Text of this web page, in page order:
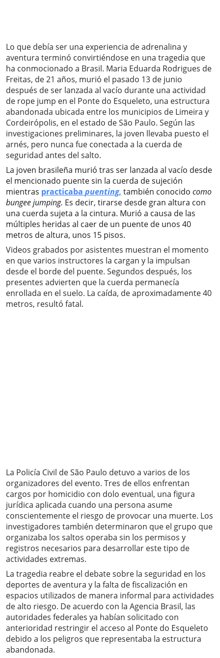
Lo que debía ser una experiencia de adrenalina y
aventura terminó convirtiéndose en una tragedia que
ha conmocionado a Brasil. Maria Eduarda Rodrigues de
Freitas, de 21 años, murió el pasado 13 de junio
después de ser lanzada al vacío durante una actividad
de rope jump en el Ponte do Esqueleto, una estructura
abandonada ubicada entre los municipios de Limeira y
Cordeirópolis, en el estado de São Paulo. Según las
investigaciones preliminares, la joven llevaba puesto el
arnés, pero nunca fue conectada a la cuerda de
seguridad antes del salto.
La joven brasileña murió tras ser lanzada al vacío desde
el mencionado puente sin la cuerda de sujeción
mientras practicaba puenting, también conocido como
bungee jumping. Es decir, tirarse desde gran altura con
una cuerda sujeta a la cintura. Murió a causa de las
múltiples heridas al caer de un puente de unos 40
metros de altura, unos 15 pisos.
Videos grabados por asistentes muestran el momento
en que varios instructores la cargan y la impulsan
desde el borde del puente. Segundos después, los
presentes advierten que la cuerda permanecía
enrollada en el suelo. La caída, de aproximadamente 40
metros, resultó fatal.
La Policía Civil de São Paulo detuvo a varios de los
organizadores del evento. Tres de ellos enfrentan
cargos por homicidio con dolo eventual, una figura
jurídica aplicada cuando una persona asume
conscientemente el riesgo de provocar una muerte. Los
investigadores también determinaron que el grupo que
organizaba los saltos operaba sin los permisos y
registros necesarios para desarrollar este tipo de
actividades extremas.
La tragedia reabre el debate sobre la seguridad en los
deportes de aventura y la falta de fiscalización en
espacios utilizados de manera informal para actividades
de alto riesgo. De acuerdo con la Agencia Brasil, las
autoridades federales ya habían solicitado con
anterioridad restringir el acceso al Ponte do Esqueleto
debido a los peligros que representaba la estructura
abandonada.